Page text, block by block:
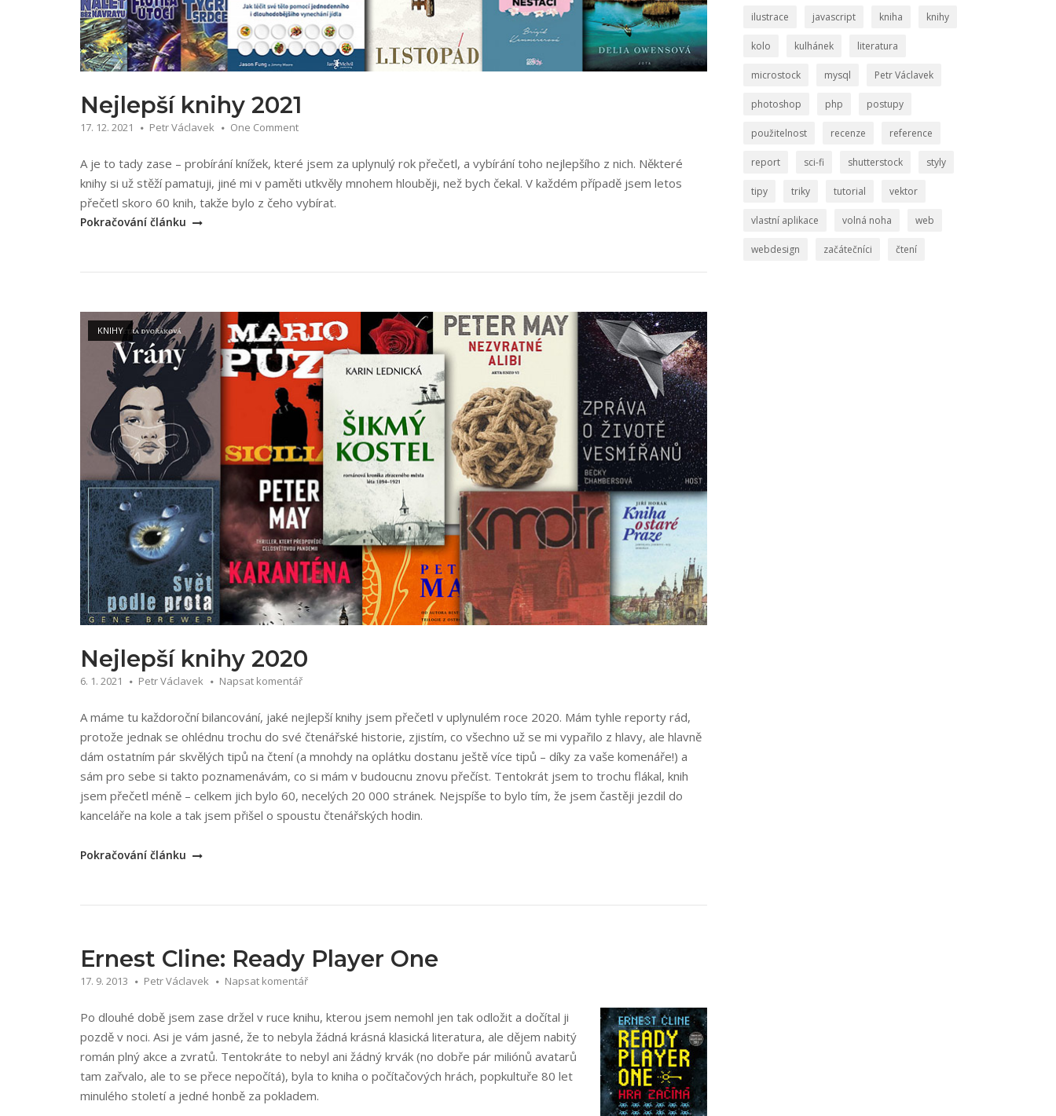
Nejlepší knihy 2021
17. 12. 2021 Petr Václavek One Comment
A je to tady zase – probírání knížek, které jsem za uplynulý rok přečetl, a vybírání toho nejlepšího z nich. Některé
knihy si už stěží pamatuji, jiné mi v paměti utkvěly mnohem hlouběji, než bych čekal. V každém případě jsem letos
přečetl skoro 60 knih, takže bylo z čeho vybírat.
Pokračování článku
KNIHY
Open post
Nejlepší knihy 2020
6. 1. 2021 Petr Václavek Napsat komentář
A máme tu každoroční bilancování, jaké nejlepší knihy jsem přečetl v uplynulém roce 2020. Mám tyhle reporty rád,
protože jednak se ohlédnu trochu do své čtenářské historie, zjistím, co všechno už se mi vypařilo z hlavy, ale hlavně
dám ostatním pár skvělých tipů na čtení (a mnohdy na oplátku dostanu ještě více tipů – díky za vaše komenáře!) a
sám pro sebe si takto poznamenávám, co si mám v budoucnu znovu přečíst. Tentokrát jsem to trochu flákal, knih
jsem přečetl méně – celkem jich bylo 60, necelých 20 000 stránek. Nejspíše to bylo tím, že jsem častěji jezdil do
kanceláře na kole a tak jsem přišel o spoustu čtenářských hodin.
„Nejlepší
Pokračování článku
Ernest Cline: Ready Player One
17. 9. 2013 Petr Václavek Napsat komentář
Po dlouhé době jsem zase držel v ruce knihu, kterou jsem nemohl jen tak odložit a dočítal ji
pozdě v noci. Asi je vám jasné, že to nebyla žádná krásná klasická literatura, ale dějem nabitý
román plný akce a zvratů. Tentokráte to nebyl ani žádný krvák (no dobře pár miliónů avatarů
tam zařvalo, ale to se přece nepočítá), byla to kniha o počítačových hrách, popkultuře 80 let
minulého století a jedné honbě za pokladem.
ilustrace javascript kniha knihy
kolo kulhánek literatura
microstock mysql Petr Václavek
photoshop php postupy
použitelnost recenze reference
report sci-fi shutterstock styly
tipy triky tutorial vektor
vlastní aplikace volná noha web
webdesign začátečníci čtení